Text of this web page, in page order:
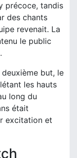
précoce, tandis
des chants
revenait. La
le public
but, le
les hauts
long du
était
excitation et